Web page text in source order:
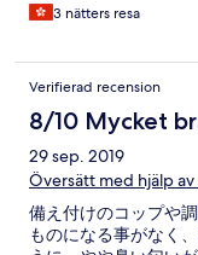
3 nätters resa
Verifierad recension
8/10 Mycket
29 sep. 2019
Översätt med hjälp
備え付けのコップや
ものになる事がなく